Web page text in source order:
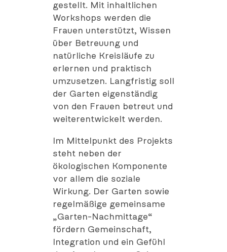
gestellt. Mit inhaltlichen
Workshops werden die
Frauen unterstützt, Wissen
über Betreuung und
natürliche Kreisläufe zu
erlernen und praktisch
umzusetzen. Langfristig soll
der Garten eigenständig
von den Frauen betreut und
weiterentwickelt werden.
Im Mittelpunkt des Projekts
steht neben der
ökologischen Komponente
vor allem die soziale
Wirkung. Der Garten sowie
regelmäßige gemeinsame
„Garten-Nachmittage“
fördern Gemeinschaft,
Integration und ein Gefühl